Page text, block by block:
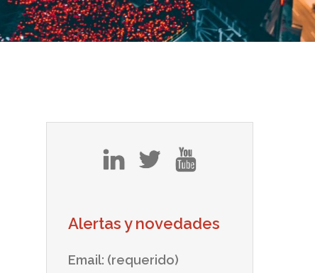
tw
Alertas y novedades
Email: (requerido)